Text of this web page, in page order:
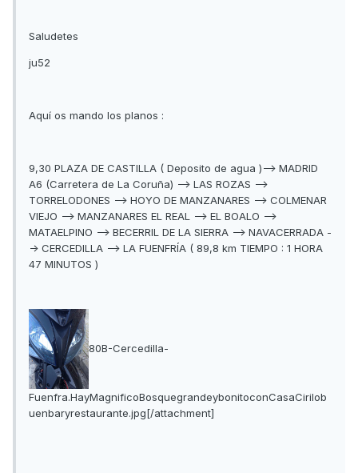
Saludetes
ju52
Aquí os mando los planos :
9,30 PLAZA DE CASTILLA ( Deposito de agua )--> MADRID
A6 (Carretera de La Coruña) --> LAS ROZAS -->
TORRELODONES --> HOYO DE MANZANARES --> COLMENAR
VIEJO --> MANZANARES EL REAL --> EL BOALO -->
MATAELPINO --> BECERRIL DE LA SIERRA --> NAVACERRADA -
-> CERCEDILLA --> LA FUENFRÍA ( 89,8 km TIEMPO : 1 HORA
47 MINUTOS )
80B-Cercedilla-
Fuenfra.HayMagnificoBosquegrandeybonitoconCasaCirilob
uenbaryrestaurante.jpg[/attachment]